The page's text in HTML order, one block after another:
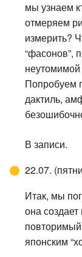
мы узнаем
отмеряем
измерить?
“фасонов”,
Попробуем
дактиль,
В записи.
22.07.
Итак, мы
она
японским